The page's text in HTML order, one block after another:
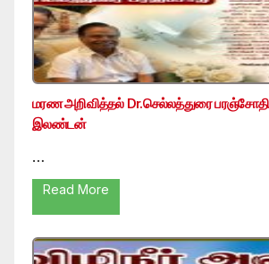
மரண அறிவித்தல் Dr.செல்லத்துரை பரஞ்சோதி
இலண்டன்
…
Read More